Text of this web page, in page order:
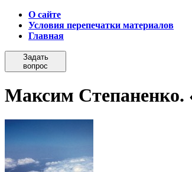
О сайте
Условия перепечатки материалов
Главная
Задать
вопрос
Максим Степаненко.